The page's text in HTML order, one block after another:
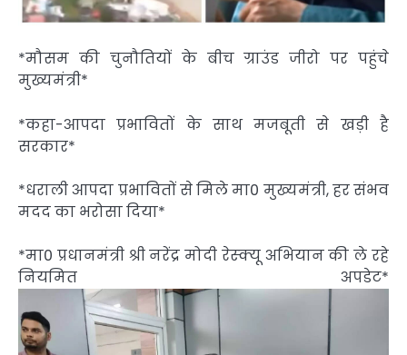
*मौसम की चुनौतियों के बीच ग्राउंड जीरो पर पहुंचे
मुख्यमंत्री*
*कहा-आपदा प्रभावितों के साथ मजबूती से खड़ी है
सरकार*
*धराली आपदा प्रभावितों से मिले मा0 मुख्यमंत्री, हर संभव
मदद का भरोसा दिया*
*मा0 प्रधानमंत्री श्री नरेंद्र मोदी रेस्क्यू अभियान की ले रहे
नियमित अपडेट*